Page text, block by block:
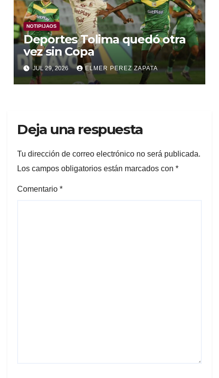
NOTIPIJAOS
Deportes Tolima quedó otra
vez sin Copa
JUL 29, 2026 ELMER PEREZ ZAPATA
Deja una respuesta
Tu dirección de correo electrónico no será publicada.
Los campos obligatorios están marcados con *
Comentario *